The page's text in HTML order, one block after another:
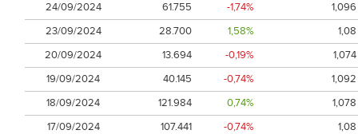
24/09/2024
61.755 -1,74%
1,096
23/09/2024
28.700 1,58%
1,08
20/09/2024
13.694 -0,19%
1,074
19/09/2024
40.145 -0,74%
1,092
18/09/2024
121.984 0,74%
1,078
17/09/2024
107.441 -0,74%
1,08